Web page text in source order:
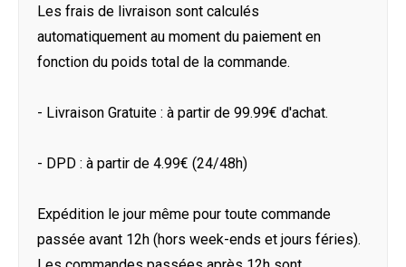
Les frais de livraison sont calculés
automatiquement au moment du paiement en
fonction du poids total de la commande.
- Livraison Gratuite : à partir de 99.99€ d'achat.
- DPD : à partir de 4.99€ (24/48h)
Expédition le jour même pour toute commande
passée avant 12h (hors week-ends et jours féries).